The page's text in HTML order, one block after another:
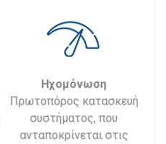
Ηχομόνωση
Πρωτοπόρος κατασκευή
συστήματος, που
ανταποκρίνεται στις